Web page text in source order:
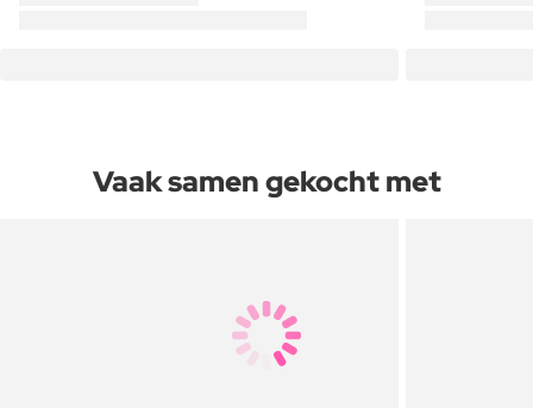
Vaak samen gekocht met